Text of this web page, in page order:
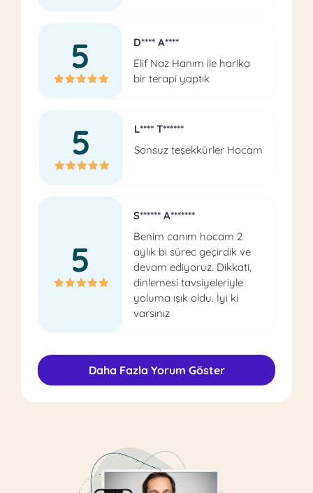
5
D**** A****
Elif Naz Hanım ile harika
bir terapi yaptık
5
L**** T******
Sonsuz teşekkürler Hocam
5
S****** A*******
Benim canım hocam 2
aylık bi sürec geçirdik ve
devam ediyoruz. Dikkati,
dinlemesi tavsiyeleriyle
yoluma ışık oldu. İyi ki
varsınız
Daha Fazla Yorum Göster